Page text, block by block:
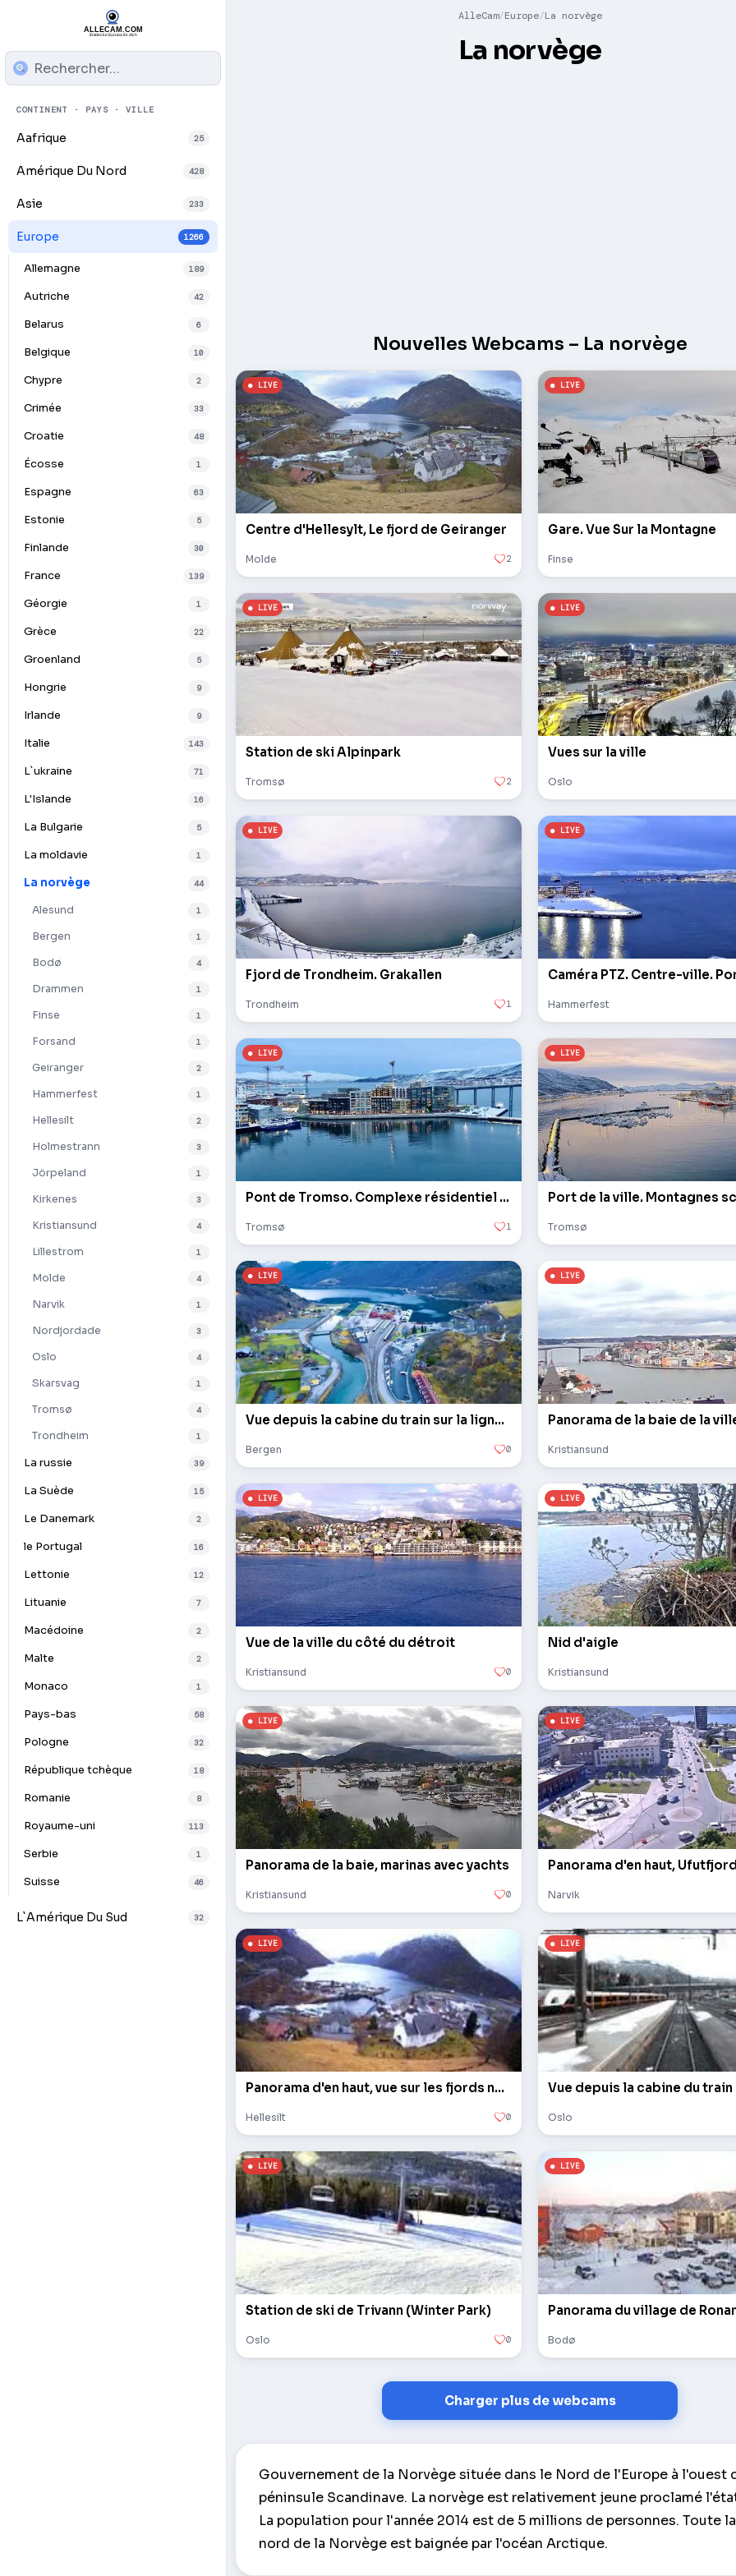
CONTINENT · PAYS · VILLE
Aafrique 25
Amérique Du Nord 428
Asie 233
Europe 1266
Allemagne 189
Autriche 42
Belarus 6
Belgique 10
Chypre 2
Crimée 33
Croatie 48
Écosse 1
Espagne 63
Estonie 5
Finlande 30
France 139
Géorgie 1
Grèce 22
Groenland 5
Hongrie 9
Irlande 9
Italie 143
L`ukraine 71
L'Islande 16
La Bulgarie 5
La moldavie 1
La norvège 44
Alesund 1
Bergen 1
Bodø 4
Drammen 1
Finse 1
Forsand 1
Geiranger 2
Hammerfest 1
Hellesilt 2
Holmestrann 3
Jörpeland 1
Kirkenes 3
Kristiansund 4
Lillestrom 1
Molde 4
Narvik 1
Nordjordade 3
Oslo 4
Skarsvag 1
Tromsø 4
Trondheim 1
La russie 39
La Suède 15
Le Danemark 2
le Portugal 16
Lettonie 12
Lituanie 7
Macédoine 2
Malte 2
Monaco 1
Pays-bas 58
Pologne 32
République tchèque 18
Romanie 8
Royaume-uni 113
Serbie 1
Suisse 46
L`Amérique Du Sud 32
AlleCam Europe La norvège
La norvège
Nouvelles Webcams – La norvège
Centre d'Hellesylt, Le fjord de Geiranger
Molde 2
Gare. Vue Sur la Montagne
Finse
Station de ski Alpinpark
Tromsø 2
Vues sur la ville
Oslo
Fjord de Trondheim. Grakallen
Trondheim 1
Caméra PTZ. Centre-ville.
Hammerfest
Pont de Tromso. Complexe résidentiel Vervet
Tromsø 1
Port de la ville. Montagnes
Tromsø
Vue depuis la cabine du train sur la ligne Bergen
Bergen 0
Panorama de la baie de la
Kristiansund
Vue de la ville du côté du détroit
Kristiansund 0
Nid d'aigle
Kristiansund
Panorama de la baie, marinas avec yachts
Kristiansund 0
Panorama d'en haut,
Narvik
Panorama d'en haut, vue sur les fjords norvégiens
Hellesilt 0
Vue depuis la cabine du train
Oslo
Station de ski de Trivann (Winter Park)
Oslo 0
Panorama du village de
Bodø
Charger plus de webcams
Gouvernement de la Norvège située dans le Nord de l'Europe à l'ouest
péninsule Scandinave. La norvège est relativement jeune proclamé
La population pour l'année 2014 est de 5 millions de personnes. Toute
nord de la Norvège est baignée par l'océan Arctique.